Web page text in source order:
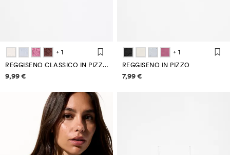
+ 1
REGGISENO CLASSICO IN PIZZO
Informazioni sui prezzi
9,99 €
+ 1
REGGISENO IN PIZZO
Informazioni sui prezzi
7,99 €